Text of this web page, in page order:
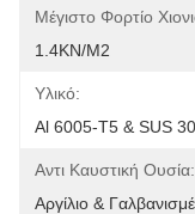
Μέγιστο Φορτίο
1.4KN/m2
Υλικό:
Al 6005-T5 & SUS
Αντι Καυστική Ουσία:
Αργίλιο &